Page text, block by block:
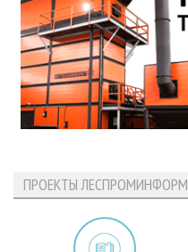
ПРОЕКТЫ ЛЕСПРОМИНФОРМ